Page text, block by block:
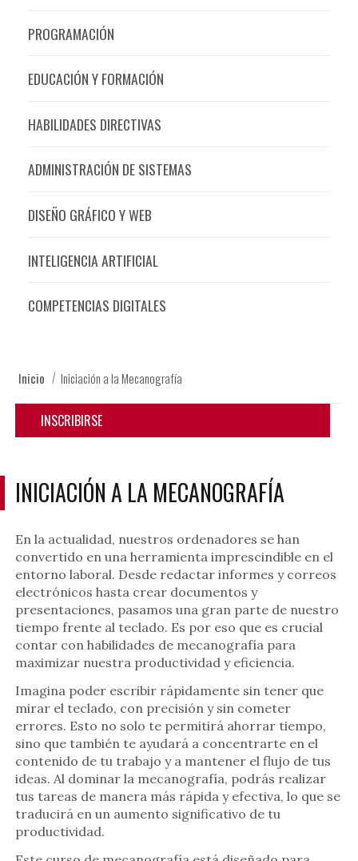
PROGRAMACIÓN
EDUCACIÓN Y FORMACIÓN
HABILIDADES DIRECTIVAS
ADMINISTRACIÓN DE SISTEMAS
DISEÑO GRÁFICO Y WEB
INTELIGENCIA ARTIFICIAL
COMPETENCIAS DIGITALES
Inicio Iniciación a la Mecanografía
INSCRIBIRSE
INICIACIÓN A LA MECANOGRAFÍA
En la actualidad, nuestros ordenadores se han
convertido en una herramienta imprescindible en el
entorno laboral. Desde redactar informes y correos
electrónicos hasta crear documentos y
presentaciones, pasamos una gran parte de nuestro
tiempo frente al teclado. Es por eso que es crucial
contar con habilidades de mecanografía para
maximizar nuestra productividad y eficiencia.
Imagina poder escribir rápidamente sin tener que
mirar el teclado, con precisión y sin cometer
errores. Esto no solo te permitirá ahorrar tiempo,
sino que también te ayudará a concentrarte en el
contenido de tu trabajo y a mantener el flujo de tus
ideas. Al dominar la mecanografía, podrás realizar
tus tareas de manera más rápida y efectiva, lo que se
traducirá en un aumento significativo de tu
productividad.